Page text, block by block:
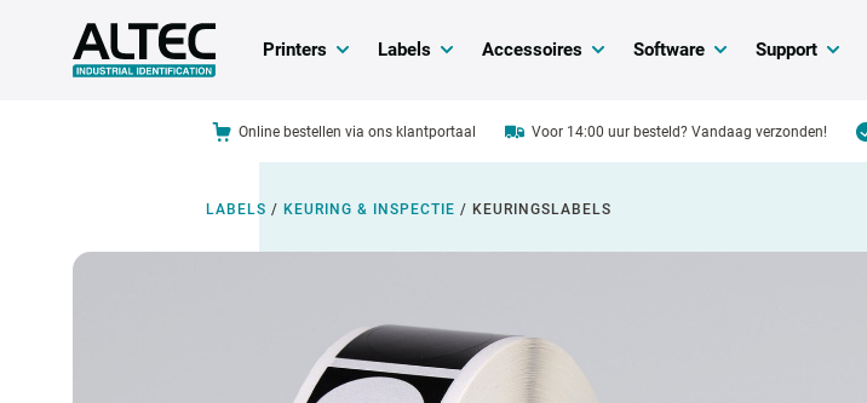
Printers Labels Accessoires Software Support
Online bestellen via ons klantportaal Voor 14:00 uur besteld? Vandaag verzonden!
LABELS / KEURING & INSPECTIE / KEURINGSLABELS